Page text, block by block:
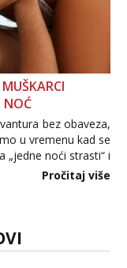
NOĆ
bez obaveza,
u vremenu kad se
noći strasti“ i
misle žene, a što
Pročitaj više